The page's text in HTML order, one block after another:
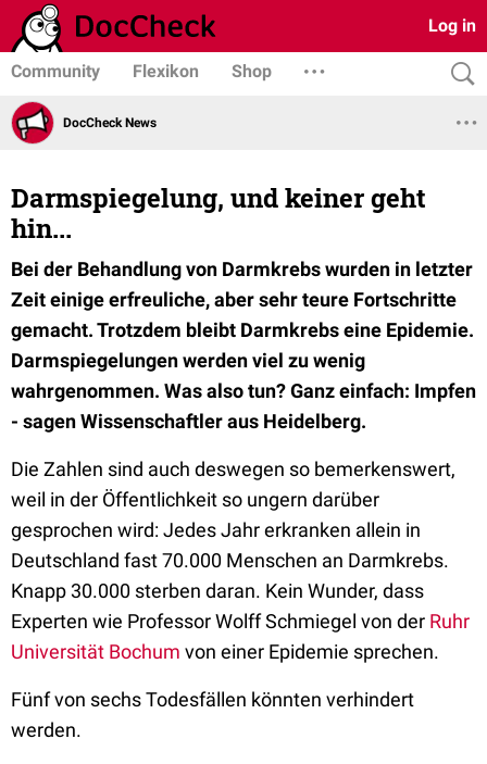
Log in
Community Flexikon Shop
DocCheck News
Darmspiegelung, und keiner geht
hin...
Bei der Behandlung von Darmkrebs wurden in letzter
Zeit einige erfreuliche, aber sehr teure Fortschritte
gemacht. Trotzdem bleibt Darmkrebs eine Epidemie.
Darmspiegelungen werden viel zu wenig
wahrgenommen. Was also tun? Ganz einfach: Impfen
- sagen Wissenschaftler aus Heidelberg.
Die Zahlen sind auch deswegen so bemerkenswert,
weil in der Öffentlichkeit so ungern darüber
gesprochen wird: Jedes Jahr erkranken allein in
Deutschland fast 70.000 Menschen an Darmkrebs.
Knapp 30.000 sterben daran. Kein Wunder, dass
Experten wie Professor Wolff Schmiegel von der Ruhr
Universität Bochum von einer Epidemie sprechen.
Fünf von sechs Todesfällen könnten verhindert
werden.